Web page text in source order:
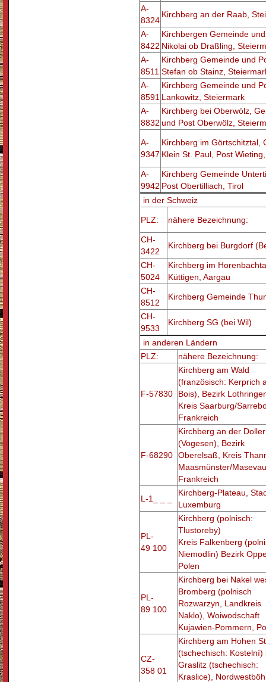
A-
8324
Kirchberg an der Raab,
A-
8422
Kirchbergen Gemeinde
Nikolai ob Draßling,
A-
8511
Kirchberg Gemeinde und
Stefan ob Stainz,
A-
8591
Kirchberg Gemeinde und
Lankowitz, Steiermark
A-
8832
Kirchberg bei Oberwölz,
und Post Oberwölz,
A-
9347
Kirchberg im Görtschitztal,
Klein St. Paul, Post
A-
9942
Kirchberg Gemeinde
Post Obertilliach, Tirol
in der Schweiz
PLZ: nähere Bezeichnung:
CH-
3422
Kirchberg bei Burgdorf
CH-
5024
Kirchberg im
Küttigen, Aargau
CH-
8512
Kirchberg Gemeinde
CH-
9533
Kirchberg SG (bei Wil)
in anderen Ländern
PLZ:
nähere Bezeichnung:
F-57830
Kirchberg am Wald
(französisch: Kerprich
Bois), Bezirk
Kreis Saarburg/
Frankreich
F-68290
Kirchberg an der Doller
(Vogesen), Bezirk
Oberelsaß, Kreis
Maasmünster/
Frankreich
L-1_ _ _
Kirchberg-Plateau,
Luxemburg
PL-
49 100
Kirchberg (polnisch:
Tlustoreby)
Kreis Falkenberg
Niemodlin) Bezirk
Polen
PL-
89 100
Kirchberg bei Nakel
Bromberg (polnisch
Rozwarzyn, Landkreis
Naklo), Woiwodschaft
Kujawien-Pommern,
CZ-
358 01
Kirchberg am Hohen
(tschechisch: Kostelní­)
Graslitz (tschechisch:
Kraslice),